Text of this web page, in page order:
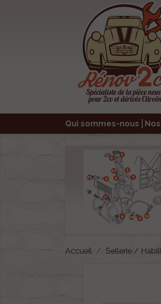
Qui sommes-nous
Accueil Sellerie /